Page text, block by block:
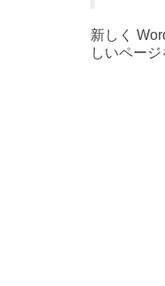
新しく
しいペー